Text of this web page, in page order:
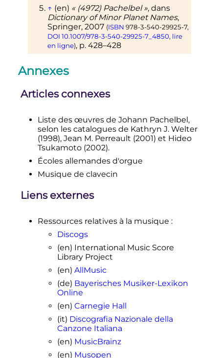
↑ (en) « (4972) Pachelbel », dans
Dictionary of Minor Planet Names,
Springer, 2007 (ISBN 978-3-540-29925-7,
DOI 10.1007/978-3-540-29925-7_4850, lire
en ligne), p. 428–428
Annexes
Articles connexes
Liste des œuvres de Johann Pachelbel,
selon les catalogues de Kathryn J. Welter
(1998), Jean M. Perreault (2001) et Hideo
Tsukamoto (2002).
Écoles allemandes d'orgue
Musique de clavecin
Liens externes
Ressources relatives à la musique :
Discogs
(en) International Music Score
Library Project
(en) AllMusic
(de) Bayerisches Musiker-Lexikon
Online
(en) Carnegie Hall
(it) Discografia Nazionale della
Canzone Italiana
(en) MusicBrainz
(en) Musopen